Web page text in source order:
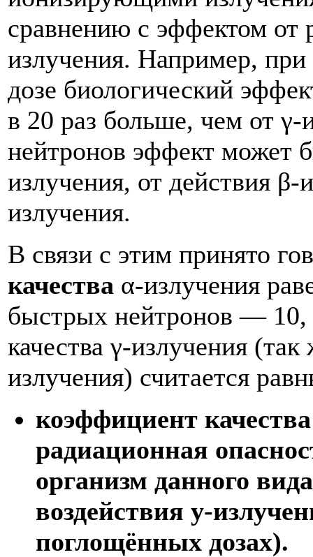
сравнению с эффектом от
излучения. Например,
дозе биологический
в 20 раз больше, чем от γ-
нейтронов эффект может
излучения, от действия
излучения.
В связи с этим принято
качества α-излучения
быстрых нейтронов — 10,
качества γ-излучения
излучения) считается
коэффициент
радиационная
организм данного
воздействия у-
поглощённых дозах).